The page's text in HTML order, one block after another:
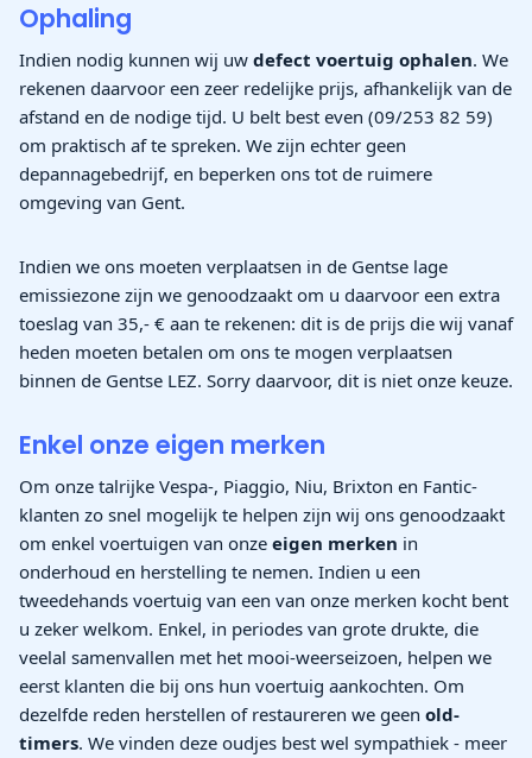
Ophaling
Indien nodig kunnen wij uw defect voertuig ophalen. We
rekenen daarvoor een zeer redelijke prijs, afhankelijk van de
afstand en de nodige tijd. U belt best even (09/253 82 59)
om praktisch af te spreken. We zijn echter geen
depannagebedrijf, en beperken ons tot de ruimere
omgeving van Gent.
Indien we ons moeten verplaatsen in de Gentse lage
emissiezone zijn we genoodzaakt om u daarvoor een extra
toeslag van 35,- € aan te rekenen: dit is de prijs die wij vanaf
heden moeten betalen om ons te mogen verplaatsen
binnen de Gentse LEZ. Sorry daarvoor, dit is niet onze keuze.
Enkel onze eigen merken
Om onze talrijke Vespa-, Piaggio, Niu, Brixton en Fantic-
klanten zo snel mogelijk te helpen zijn wij ons genoodzaakt
om enkel voertuigen van onze eigen merken in
onderhoud en herstelling te nemen. Indien u een
tweedehands voertuig van een van onze merken kocht bent
u zeker welkom. Enkel, in periodes van grote drukte, die
veelal samenvallen met het mooi-weerseizoen, helpen we
eerst klanten die bij ons hun voertuig aankochten. Om
dezelfde reden herstellen of restaureren we geen old-
timers. We vinden deze oudjes best wel sympathiek - meer